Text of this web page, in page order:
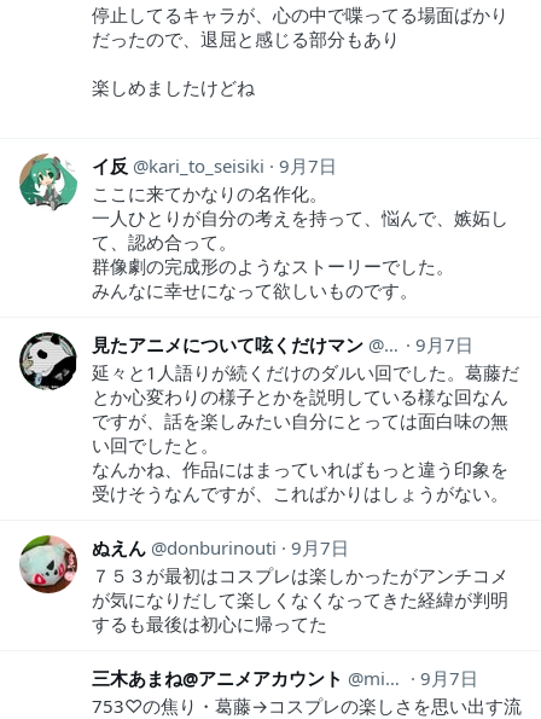
停止してるキャラが、心の中で喋ってる場面ばかり
だったので、退屈と感じる部分もあり
楽しめましたけどね
イ反 kari_to_seisiki
9月7日
ここに来てかなりの名作化。
一人ひとりが自分の考えを持って、悩んで、嫉妬し
て、認め合って。
群像劇の完成形のようなストーリーでした。
みんなに幸せになって欲しいものです。
見たアニメについて呟くだけマン animeozy
9月7日
延々と1人語りが続くだけのダルい回でした。葛藤だ
とか心変わりの様子とかを説明している様な回なん
ですが、話を楽しみたい自分にとっては面白味の無
い回でしたと。
なんかね、作品にはまっていればもっと違う印象を
受けそうなんですが、こればかりはしょうがない。
ぬえん donburinouti
9月7日
７５３が最初はコスプレは楽しかったがアンチコメ
が気になりだして楽しくなくなってきた経緯が判明
するも最後は初心に帰ってた
三木あまね@アニメアカウント mikiamimeaka
9月7日
753♡の焦り・葛藤→コスプレの楽しさを思い出す流